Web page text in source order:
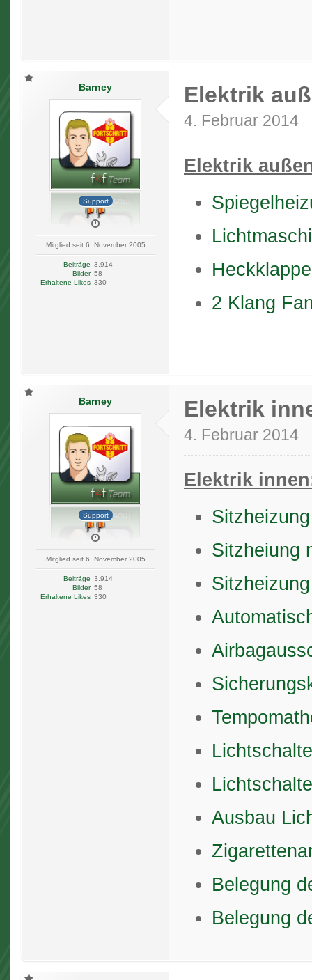
Barney
Support
Mitglied seit 6. November 2005
Beiträge 3.914
Bilder 58
Erhaltene Likes 330
Elektrik
4. Februar 2014
Elektrik
2 Klang
Barney
Support
Mitglied seit 6. November 2005
Beiträge 3.914
Bilder 58
Erhaltene Likes 330
Elektrik
4. Februar 2014
Elektrik
Sitzheiung
Sitzheizung
Ausbau
Belegung
Belegung